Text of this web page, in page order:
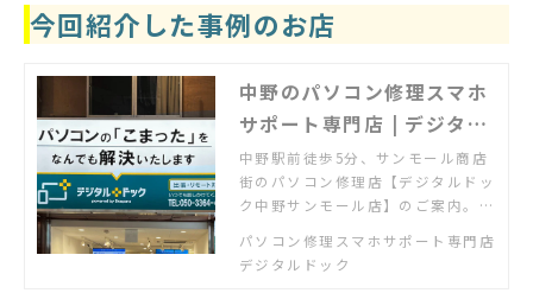
今回紹介した事例のお店
中野のパソコン修理スマホ
サポート専門店 | デジタル
ドック中野サンモール店
中野駅前徒歩5分、サンモール商店
街のパソコン修理店【デジタルドッ
ク中野サンモール店】のご案内。パ
にご相談ください。お持込・出張・
リモートにて対応をいたします。
パソコン修理スマホサポート専門店
デジタルドック